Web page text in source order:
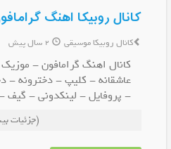
کانال روبیکا اهنگ
کانال روبیکا موسیقی
کانال اهنگ گرامافون -
عاشقانه - کلیپ - دخترونه -
- پروفایل - لینکدونی -
- روبیکا - شاخ - خفن -
جدید - بازی - استوری - خنده
(جزئیات